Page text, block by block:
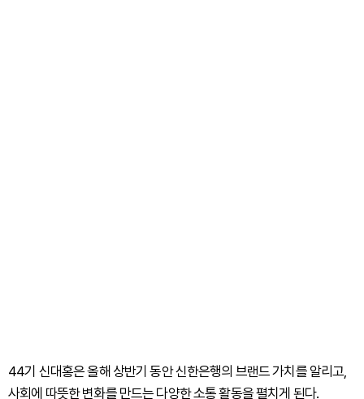
44기 신대홍은 올해 상반기 동안 신한은행의 브랜드 가치를 알리고,
사회에 따뜻한 변화를 만드는 다양한 소통 활동을 펼치게 된다.